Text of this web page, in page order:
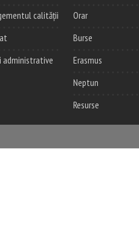
calității
administrative
Orar
Burse
Erasmus
Neptun
Resurse